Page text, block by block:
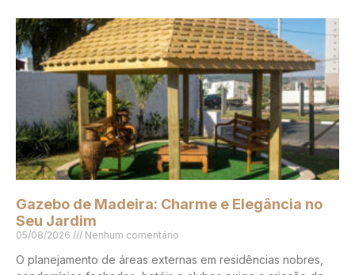
Gazebo de Madeira: Charme e Elegância no
Seu Jardim
05/08/2026 Nenhum comentário
O planejamento de áreas externas em residências nobres,